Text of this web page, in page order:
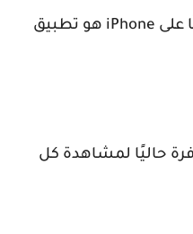
على iPhone هو تطبيق
حاليًا لمشاهدة كل